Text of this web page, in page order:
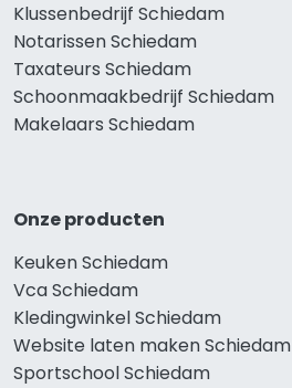
Klussenbedrijf Schiedam
Notarissen Schiedam
Taxateurs Schiedam
Schoonmaakbedrijf Schiedam
Makelaars Schiedam
Onze producten
Keuken Schiedam
Vca Schiedam
Kledingwinkel Schiedam
Website laten maken Schiedam
Sportschool Schiedam